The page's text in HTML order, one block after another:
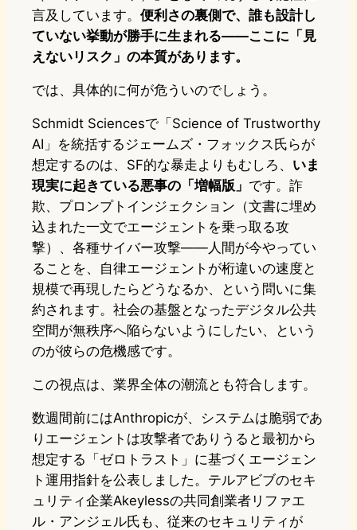
言及しています。 便利さの裏側で、誰も設計し
ていない挙動が勝手に生まれる——ここに「見
えないリスク」の本質があります。
では、具体的に何が危ういのでしょう。
Schmidt Sciencesで「Science of Trustworthy
AI」を統括するジェームズ・フォックス氏らが
想定するのは、SF的な暴走よりもむしろ、 いま
現実に起きている悪事の「増幅版」 です。詐
欺、プロンプトインジェクション（文書に埋め
込まれた一文でエージェントを乗っ取る攻
撃）、各種サイバー攻撃——人間が今やってい
ることを、自律エージェントが桁違いの速度と
規模で再現したらどうなるか、という問いに集
約されます。社会の基盤となったデジタル公共
空間が無秩序へ陥らないようにしたい、という
のが彼らの危機感です。
この視点は、業界全体の潮流とも符合します。
数週間前にはAnthropicが、システムは脆弱であ
りエージェントは攻撃者でありうると最初から
想定する「ゼロトラスト」に基づくエージェン
ト運用指針を公表しました。テルアビブのセキ
ュリティ企業Akeylessの共同創業者リファエ
ル・アンジェル氏も、従来のセキュリティが